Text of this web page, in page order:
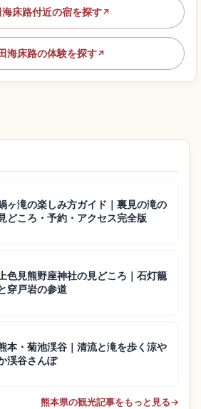
床路付近の宿を探す↗
海床路の体験を探す↗
ヶ滝の楽しみ方ガイド｜裏見の滝の
どころ・予約・アクセス完全版
色見熊野座神社の見どころ｜石灯籠
穿戸岩の参道
本・菊池渓谷｜清流と滝を歩く涼や
渓谷さんぽ
熊本県の観光記事をもっと見る→